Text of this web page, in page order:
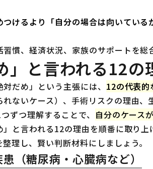
つけるより「自分の場合は向いてい
慣、経済状況、家族のサポートを総
」と言われる12の
対だめ」という主張には、 12の代表的
ないケース）、手術リスクの理由、
ずつ理解することで、 自分のケース
と言われる12の理由を順番に取り上
理し、賢い判断材料にしましょう。
（糖尿病・心臓病など）